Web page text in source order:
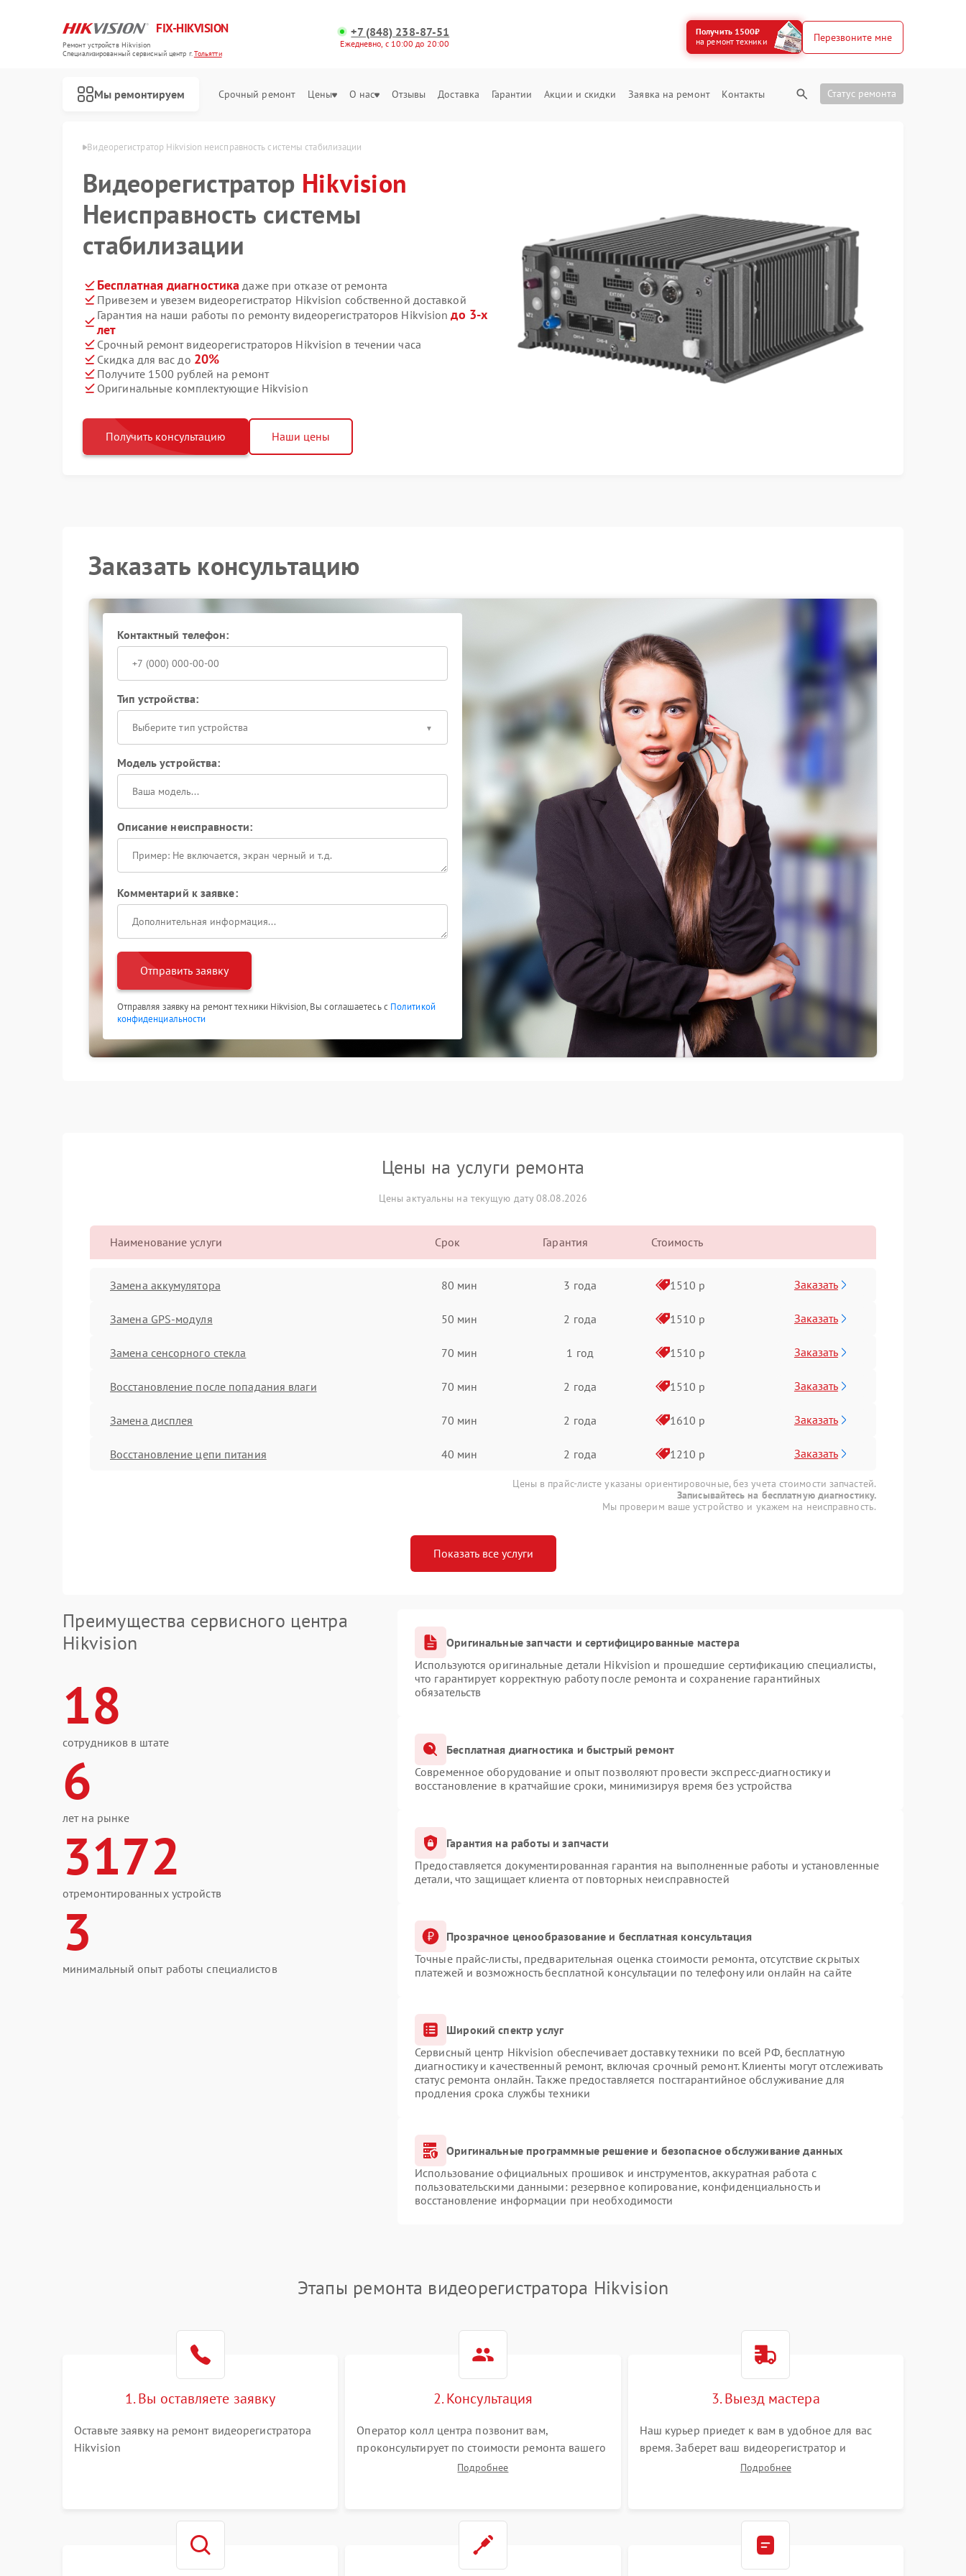
FIX-HIKVISION
Ремонт устройств Hikvision
Специализированный cервисный центр г.Тольятти
+7 (848) 238-87-51
Ежедневно, с 10:00 до 20:00
Получить 1500₽
на ремонт техники
Перезвоните мне
Мы ремонтируем Срочный ремонт Цены О нас Отзывы Доставка Гарантии Акции и скидки Заявка на ремонт Контакты Статус ремонта
в Тольятти Видеорегистратор Hikvision неисправность системы стабилизации
Видеорегистратор Hikvision
Неисправность системы
стабилизации
Бесплатная диагностика даже при отказе от ремонта
Привезем и увезем видеорегистратор Hikvision собственной доставкой
Гарантия на наши работы по ремонту видеорегистраторов Hikvisionдо 3-х
лет
Срочный ремонт видеорегистраторов Hikvision в течении часа
Скидка для вас до 20%
Получите 1500 рублей на ремонт
Оригинальные комплектующие Hikvision
Получить консультацию Наши цены
Заказать консультацию
Контактный телефон:
Тип устройства:
Выберите тип устройства
Модель устройства:
Описание неисправности:
Комментарий к заявке:
Отправить заявку
Отправляя заявку на ремонт техники Hikvision, Вы соглашаетесь с Политикой
конфиденциальности
Цены на услуги ремонта
Цены актуальны на текущую дату 08.08.2026
Наименование услуги Срок Гарантия Стоимость
Замена аккумулятора 80 мин 3 года 1510 р Заказать
Замена GPS-модуля 50 мин 2 года 1510 р Заказать
Замена сенсорного стекла 70 мин 1 год 1510 р Заказать
Восстановление после попадания влаги 70 мин 2 года 1510 р Заказать
Замена дисплея 70 мин 2 года 1610 р Заказать
Восстановление цепи питания 40 мин 2 года 1210 р Заказать
Цены в прайс-листе указаны ориентировочные, без учета стоимости запчастей.
Записывайтесь на бесплатную диагностику.
Мы проверим ваше устройство и укажем на неисправность.
Показать все услуги
Преимущества сервисного центра
Hikvision
18
сотрудников в штате
6
лет на рынке
3172
отремонтированных устройств
3
минимальный опыт работы специалистов
Оригинальные запчасти и сертифицированные мастера
Используются оригинальные детали Hikvision и прошедшие сертификацию специалисты,
что гарантирует корректную работу после ремонта и сохранение гарантийных
обязательств
Бесплатная диагностика и быстрый ремонт
Современное оборудование и опыт позволяют провести экспресс-диагностику и
восстановление в кратчайшие сроки, минимизируя время без устройства
Гарантия на работы и запчасти
Предоставляется документированная гарантия на выполненные работы и установленные
детали, что защищает клиента от повторных неисправностей
Прозрачное ценообразование и бесплатная консультация
Точные прайс-листы, предварительная оценка стоимости ремонта, отсутствие скрытых
платежей и возможность бесплатной консультации по телефону или онлайн на сайте
Широкий спектр услуг
Сервисный центр Hikvision обеспечивает доставку техники по всей РФ, бесплатную
диагностику и качественный ремонт, включая срочный ремонт. Клиенты могут отслеживать
статус ремонта онлайн. Также предоставляется постгарантийное обслуживание для
продления срока службы техники
Оригинальные программные решение и безопасное обслуживание данных
Использование официальных прошивок и инструментов, аккуратная работа с
пользовательскими данными: резервное копирование, конфиденциальность и
восстановление информации при необходимости
Этапы ремонта видеорегистратора Hikvision
1. Вы оставляете заявку
Оставьте заявку на ремонт видеорегистратора
Hikvision
2. Консультация
Оператор колл центра позвонит вам,
проконсультирует по стоимости ремонта вашего
видеорегистратора а также ответит на все ваши
Подробнее
3. Выезд мастера
Наш курьер приедет к вам в удобное для вас
время. Заберет ваш видеорегистратор и
привезет на склад для диагностики.
Подробнее